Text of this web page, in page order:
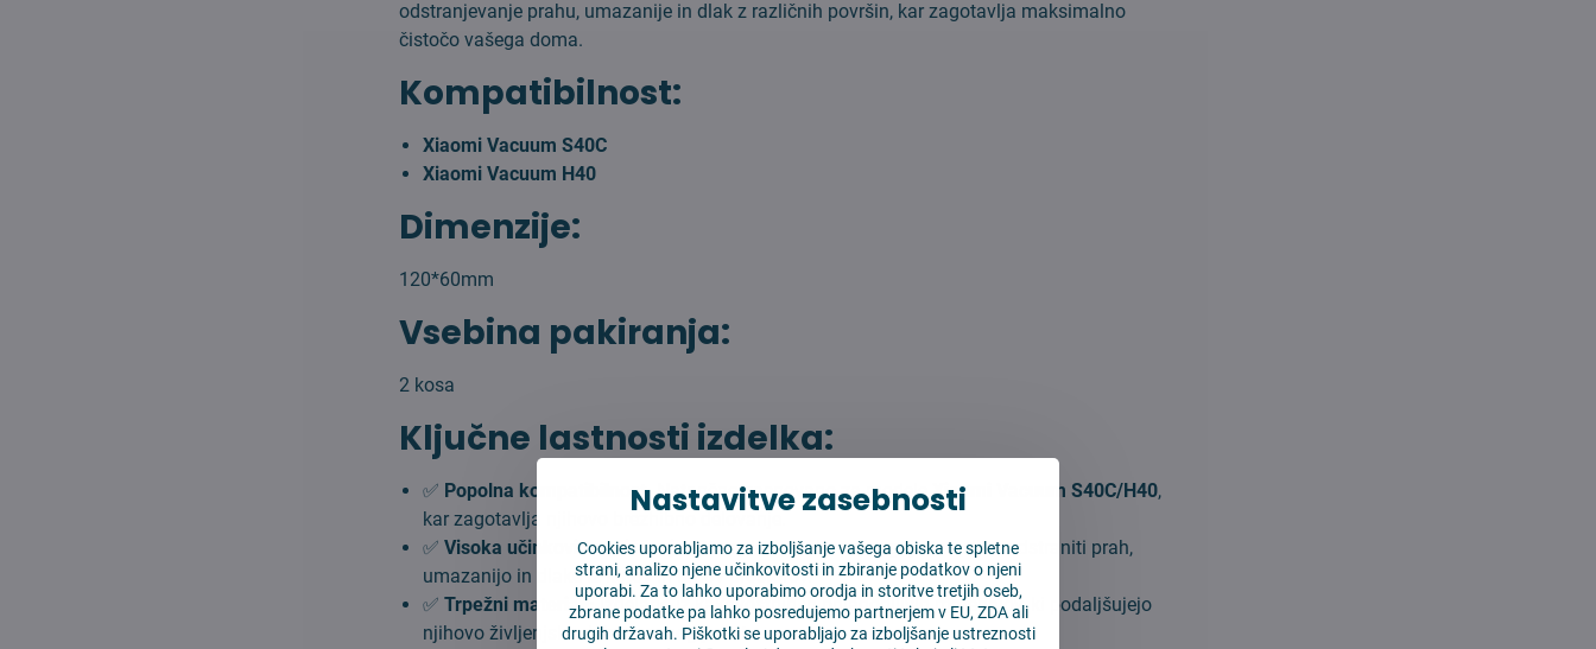
odstranjevanje prahu, umazanije in dlak z različnih površin, kar zagotavlja maksimalno
čistočo vašega doma.
Kompatibilnost:
Xiaomi Vacuum S40C
Xiaomi Vacuum H40
Dimenzije:
120*60mm
Vsebina pakiranja:
2 kosa
Ključne lastnosti izdelka:
✅ Popolna kompatibilnost:Natančno zasnovano za modeleXiaomi Vacuum S40C/H40,
kar zagotavlja njihovo brezhibno delovanje.
✅Visoka učinkovitost čiščenja:Stranske krtačke pomagajo temeljito odstraniti prah,
umazanijo in dlake iz kotov in robov prostorov.
✅Trpežni materiali:Izdelano iz kakovostnih in prilagodljivih materialov, ki podaljšujejo
njihovo življenjsko dobo in zmogljivost.
Nastavitve zasebnosti
Cookies uporabljamo za izboljšanje vašega obiska te spletne
strani, analizo njene učinkovitosti in zbiranje podatkov o njeni
uporabi. Za to lahko uporabimo orodja in storitve tretjih oseb,
zbrane podatke pa lahko posredujemo partnerjem v EU, ZDA ali
drugih državah. Piškotki se uporabljajo za izboljšanje ustreznosti